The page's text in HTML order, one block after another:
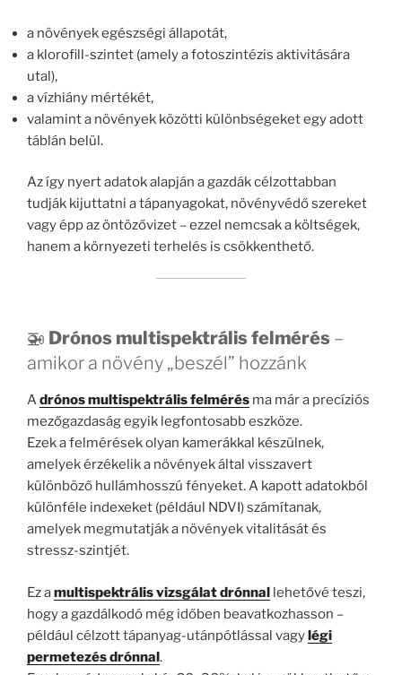
a növények egészségi állapotát,
a klorofill-szintet (amely a fotoszintézis aktivitására
utal),
a vízhiány mértékét,
valamint a növények közötti különbségeket egy adott
táblán belül.
Az így nyert adatok alapján a gazdák célzottabban
tudják kijuttatni a tápanyagokat, növényvédő szereket
vagy épp az öntözővizet – ezzel nemcsak a költségek,
hanem a környezeti terhelés is csökkenthető.
🚁 Drónos multispektrális felmérés –
amikor a növény „beszél” hozzánk
Adrónos multispektrális felmérés ma már a precíziós
mezőgazdaság egyik legfontosabb eszköze.
Ezek a felmérések olyan kamerákkal készülnek,
amelyek érzékelik a növények által visszavert
különböző hullámhosszú fényeket. A kapott adatokból
különféle indexeket (például NDVI) számítanak,
amelyek megmutatják a növények vitalitását és
stressz-szintjét.
Ez amultispektrális vizsgálat drónnal lehetővé teszi,
hogy a gazdálkodó még időben beavatkozhasson –
például célzott tápanyag-utánpótlással vagylégi
permetezés drónnal.